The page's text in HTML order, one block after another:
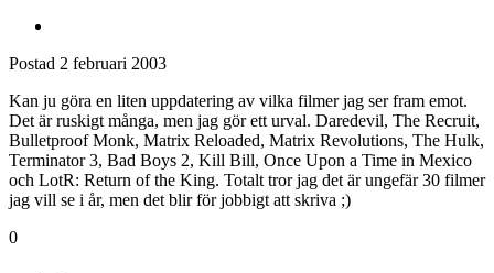
Postad 2 februari 2003
Kan ju göra en liten uppdatering av vilka filmer jag ser fram emot.
Det är ruskigt många, men jag gör ett urval. Daredevil, The Recruit,
Bulletproof Monk, Matrix Reloaded, Matrix Revolutions, The Hulk,
Terminator 3, Bad Boys 2, Kill Bill, Once Upon a Time in Mexico
och LotR: Return of the King. Totalt tror jag det är ungefär 30 filmer
jag vill se i år, men det blir för jobbigt att skriva ;)
0